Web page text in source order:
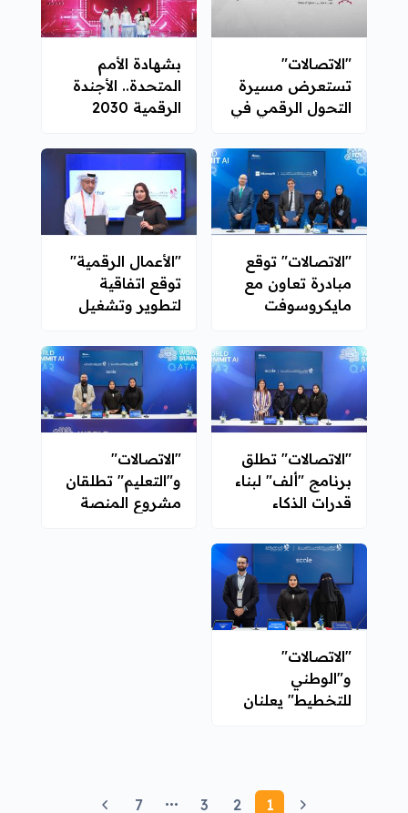
"الاتصالات"
تستعرض مسيرة
التحول الرقمي في
بشهادة الأمم
المتحدة.. الأجندة
الرقمية 2030
عالميًا
"الاتصالات" توقع
مبادرة تعاون مع
مايكروسوفت
"الأعمال الرقمية"
توقع اتفاقية
لتطوير وتشغيل
ابتكار
"الاتصالات" تطلق
برنامج "ألف" لبناء
قدرات الذكاء
الجهات الحكومية
"الاتصالات"
و"التعليم" تطلقان
مشروع المنصة
"الاتصالات"
و"الوطني
للتخطيط" يعلنان
الاصطناعي
1
2
3
7